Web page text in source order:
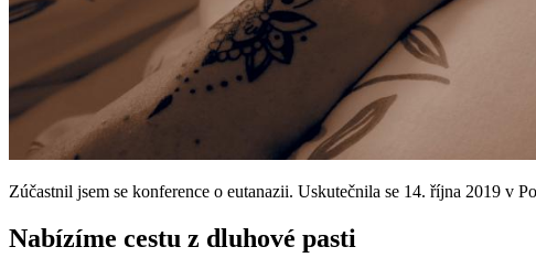
Zúčastnil jsem se konference o eutanazii. Uskutečnila se 14. října 2019 v
Nabízíme cestu z dluhové pasti